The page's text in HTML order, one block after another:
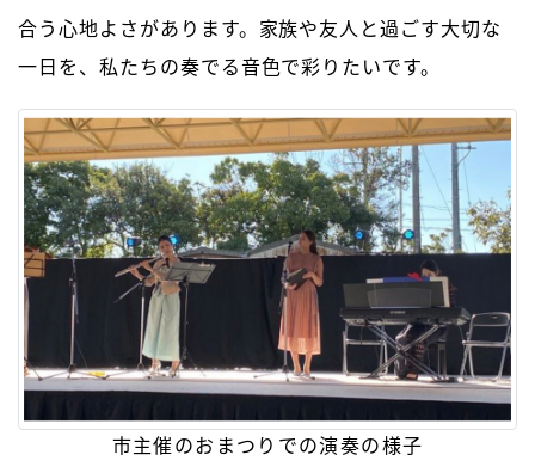
合う心地よさがあります。家族や友人と過ごす大切な
一日を、私たちの奏でる音色で彩りたいです。
市主催のおまつりでの演奏の様子